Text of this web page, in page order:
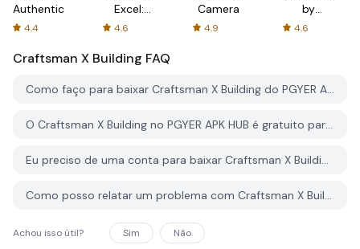
Authenticator
4.4
Excel:
Spreadsheets
4.6
Camera
4.9
by
AFTVnews
4.6
Craftsman X Building FAQ
Como faço para baixar Craftsman X Building do PGYER APK HUB?
O Craftsman X Building no PGYER APK HUB é gratuito para baixar?
Eu preciso de uma conta para baixar Craftsman X Building do PGYER APK HUB?
Como posso relatar um problema com Craftsman X Building no PGYER APK HUB?
Achou isso útil? Sim Não